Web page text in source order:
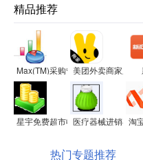
精品推荐
Max(TM)采购管理系统美团外卖商家版
星宇免费超市收银软件医疗器械进销存财
淘
热门专题推荐